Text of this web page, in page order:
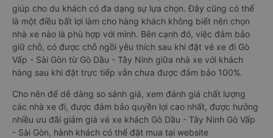
giúp cho du khách có đa dạng sự lựa chọn. Đây cũng có thể
là một điều bất lợi làm cho hàng khách không biết nên chọn
nhà xe nào là phù hợp với mình. Bên cạnh đó, việc đảm bảo
giữ chỗ, có được chỗ ngồi yêu thích sau khi đặt vé xe đi Gò
Vấp - Sài Gòn từ Gò Dầu - Tây Ninh giữa nhà xe với khách
hàng sau khi đặt trực tiếp vẫn chưa được đảm bảo 100%.
Cho nên để dễ dàng so sánh giá, xem đánh giá chất lượng
các nhà xe đi, được đảm bảo quyền lợi cao nhất, được hưởng
nhiều ưu đãi giảm giá vé xe khách Gò Dầu - Tây Ninh Gò Vấp
- Sài Gòn, hành khách có thể đặt mua tại website